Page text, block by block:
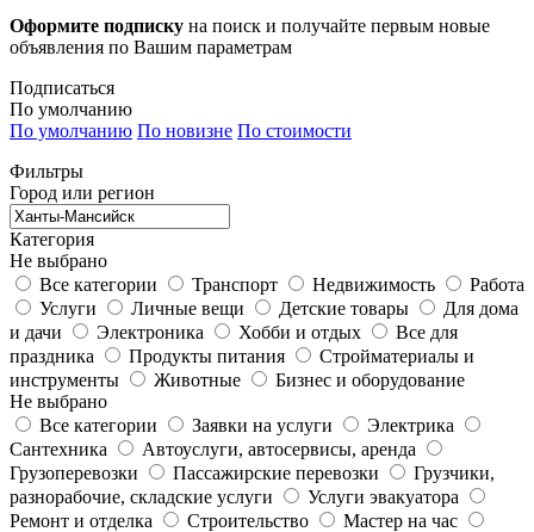
Оформите подписку на поиск и получайте первым новые
объявления по Вашим параметрам
Подписаться
По умолчанию
По умолчанию По новизне По стоимости
Фильтры
Город или регион
Категория
Не выбрано
Все категории
Транспорт Недвижимость
Работа
Услуги
Личные вещи Детские товары
Для дома
и дачи
Электроника Хобби и отдых
Все для
праздника
Продукты питания
Стройматериалы и
инструменты
Животные
Бизнес и оборудование
Не выбрано
Все категории
Заявки на услуги
Электрика
Сантехника
Автоуслуги, автосервисы, аренда
Грузоперевозки
Пассажирские перевозки
Грузчики,
разнорабочие, складские услуги
Услуги эвакуатора
Ремонт и отделка
Строительство
Мастер на час